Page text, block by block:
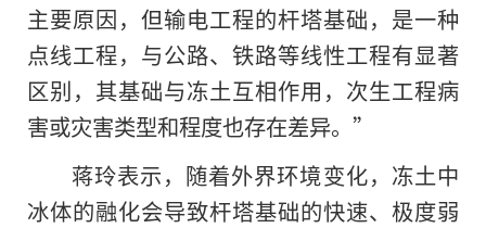
主要原因，但输电工程的杆塔基础，是一种
点线工程，与公路、铁路等线性工程有显著
区别，其基础与冻土互相作用，次生工程病
害或灾害类型和程度也存在差异。”
蒋玲表示，随着外界环境变化，冻土中
冰体的融化会导致杆塔基础的快速、极度弱